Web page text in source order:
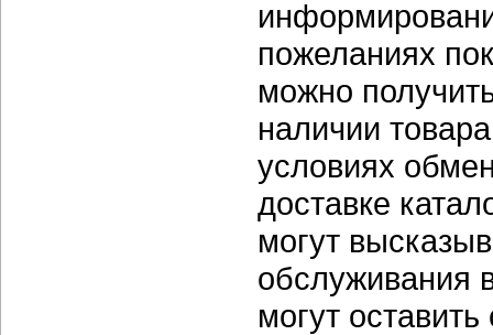
пожеланиях
можно
наличии
условиях
доставке
могут
обслуживания
могут